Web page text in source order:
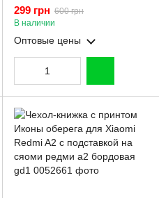
Xiaomi Redmi A2 малиновый
(Полная защита камеры)
299 грн 600 грн
В наличии
Оптовые цены